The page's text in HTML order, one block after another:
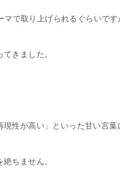
マで取り上げられるぐらいで
きました。
性が高い」といった甘い言
ちません。